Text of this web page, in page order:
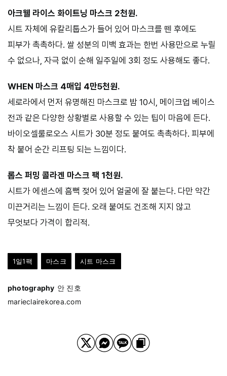
아크웰 라이스 화이트닝 마스크 2천원.
시트 자체에 유칼리툽스가 들어 있어 마스크를 뗀 후에도
피부가 촉촉하다. 쌀 성분의 미백 효과는 한번 사용만으로 누릴
수 없으나, 자극 없이 순해 일주일에 3회 정도 사용해도 좋다.
WHEN 마스크 4매입 4만5천원.
세로라에서 먼저 유명해진 마스크로 밤 10시, 메이크업 베이스
전과 같은 다양한 상황별로 사용할 수 있는 팁이 마음에 든다.
바이오셀룰로오스 시트가 30분 정도 붙여도 촉촉하다. 피부에
착 붙어 순간 리프팅 되는 느낌이다.
롭스 퍼밍 콜라겐 마스크 팩 1천원.
시트가 에센스에 흠뻑 젖어 있어 얼굴에 잘 붙는다. 다만 약간
미끈거리는 느낌이 든다. 오래 붙여도 건조해 지지 않고
무엇보다 가격이 합리적.
1일1팩 마스크 시트 마스크
photography 안 진호
marieclairekorea.com